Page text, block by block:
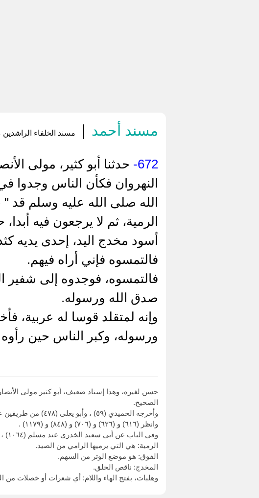
مسند أحمد | مسند الخلفاء
672- حدثنا أبو كثير، مولى
النهروان فكأن الناس وجدوا
الله صلى الله عليه وسلم قد
الرمية، ثم لا يرجعون فيه
أسود مخدج اليد، إحدى يديه
فالتمسوه فإني أراه فيهم.
فالتمسوه، فوجدوه إلى شفير
صدق الله ورسوله.
وإنه لمتقلد قوسا له عربية،
ورسوله، وكبر الناس حين
حسن لغيره، وهذا إسناد ضعيف، أبو كثير مولى
الصحيح.
وأخرجه الحميدي (٥٩) ، وأبو يعلى (٤٧٨) من طريقين عن إسماعيل بن مسلم، بهذا الإسناد.
وانظر (٦١٦) و (٦٢٦) و (٧٠٦) و (٨٤٨) و (١١٧٩) .
وفي الباب عن أبي سعيد الخدري عند مسلم (١٠٦٤) ، وعن جابر عنده أيضا (١٠٦٣) .
الرمية: هي التي يرميها الرامي من الصيد.
الفوق: هو موضع الوتر من السهم.
المخدج: ناقص الخلق.
وهلبات، بفتح الهاء واللام: أي شعرات أو خصلات من